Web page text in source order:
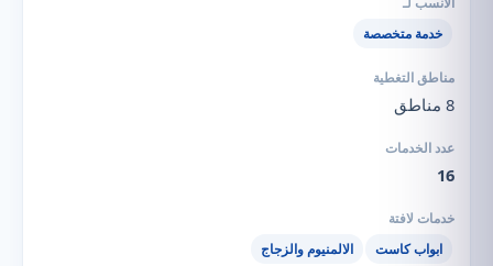
خدمة متخصصة
8 مناطق
16
ابواب كاست الالمنيوم والزجاج